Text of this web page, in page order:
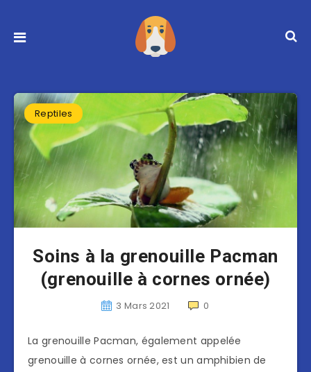
Reptiles
Soins à la grenouille Pacman
(grenouille à cornes ornée)
3 Mars 2021 0
La grenouille Pacman, également appelée
grenouille à cornes ornée, est un amphibien de